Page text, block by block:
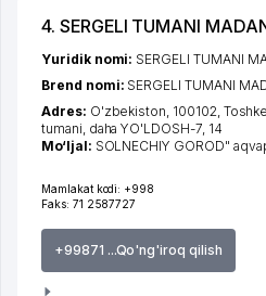
4. SERGELI TUMANI
Mamlakat kodi: +998
Faks: 71 2587727
+99871 ...Qo'ng'iroq qilish
Yuridik nomi: SERGELI TUMANI
Brend nomi: SERGELI TUMANI
Adres: O'zbekiston, 100102,
tumani daha YO'LDOSH-7, 14
Mo‘ljal: SOLNECHIY GOROD"